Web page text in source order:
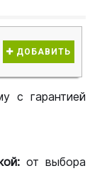
ДОБАВИТЬ
с гарантией
от выбора